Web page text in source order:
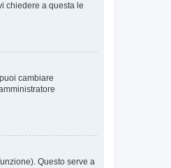
chiedere a questa le
cambiare
Questo serve a